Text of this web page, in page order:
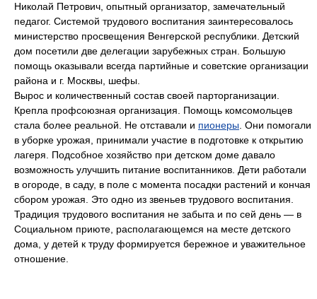
Николай Петрович, опытный организатор, замечательный
педагог. Системой трудового воспитания заинтересовалось
министерство просвещения Венгерской республики. Детский
дом посетили две делегации зарубежных стран. Большую
помощь оказывали всегда партийные и советские организации
района и г. Москвы, шефы.
Вырос и количественный состав своей парторганизации.
Крепла профсоюзная организация. Помощь комсомольцев
стала более реальной. Не отставали и пионеры. Они помогали
в уборке урожая, принимали участие в подготовке к открытию
лагеря. Подсобное хозяйство при детском доме давало
возможность улучшить питание воспитанников. Дети работали
в огороде, в саду, в поле с момента посадки растений и кончая
сбором урожая. Это одно из звеньев трудового воспитания.
Традиция трудового воспитания не забыта и по сей день — в
Социальном приюте, располагающемся на месте детского
дома, у детей к труду формируется бережное и уважительное
отношение.